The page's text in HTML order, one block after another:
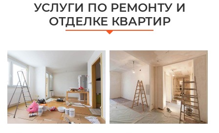
УСЛУГИ ПО РЕМОНТУ И
ОТДЕЛКЕ КВАРТИР